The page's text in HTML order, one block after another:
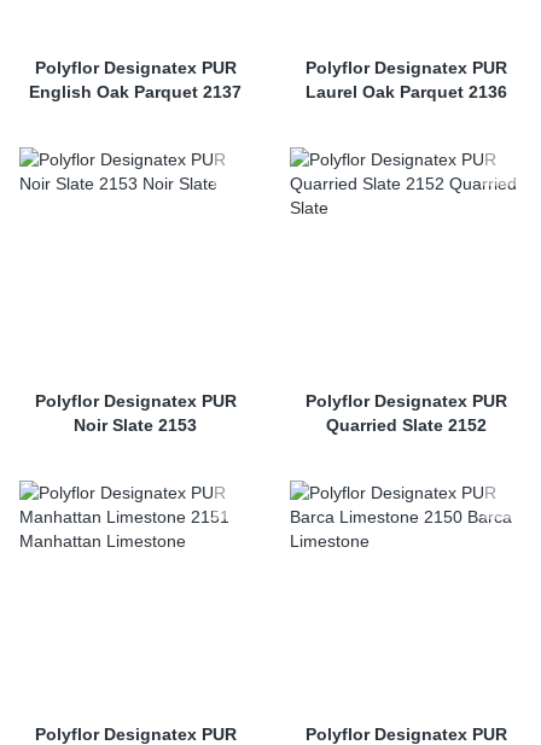
Polyflor Designatex PUR
English Oak Parquet 2137
Polyflor Designatex PUR
Laurel Oak Parquet 2136
Polyflor Designatex PUR
Noir Slate 2153
Polyflor Designatex PUR
Quarried Slate 2152
Polyflor Designatex PUR
Polyflor Designatex PUR